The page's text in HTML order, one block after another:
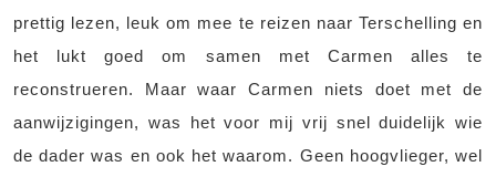
prettig lezen, leuk om mee te reizen naar Terschelling en
het lukt goed om samen met Carmen alles te
reconstrueren. Maar waar Carmen niets doet met de
aanwijzigingen, was het voor mij vrij snel duidelijk wie
de dader was en ook het waarom. Geen hoogvlieger, wel